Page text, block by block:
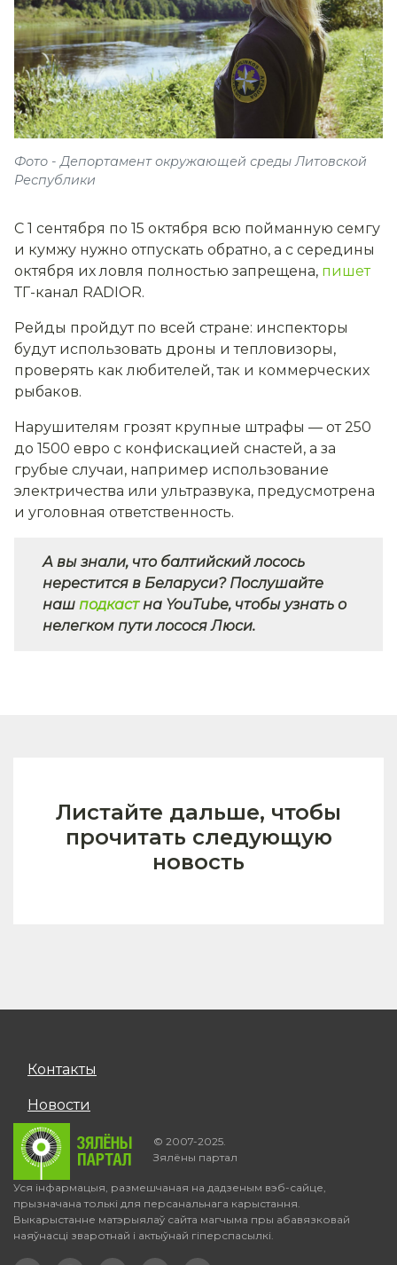
Фото - Депортамент окружающей среды Литовской
Республики
С 1 сентября по 15 октября всю пойманную семгу
и кумжу нужно отпускать обратно, а с середины
октября их ловля полностью запрещена, пишет
ТГ-канал RADIOR.
Рейды пройдут по всей стране: инспекторы
будут использовать дроны и тепловизоры,
проверять как любителей, так и коммерческих
рыбаков.
Нарушителям грозят крупные штрафы — от 250
до 1500 евро с конфискацией снастей, а за
грубые случаи, например использование
электричества или ультразвука, предусмотрена
и уголовная ответственность.
А вы знали, что балтийский лосось
нерестится в Беларуси? Послушайте
наш подкастна YouTube, чтобы узнать о
нелегком пути лосося Люси.
Листайте дальше, чтобы
прочитать следующую
новость
Контакты
Новости
© 2007-2025.
Зялёны партал
Уся інфармацыя, размешчаная на дадзеным вэб-сайце,
прызначана толькі для персанальнага карыстання.
Выкарыстанне матэрыялаў сайта магчыма пры абавязковай
наяўнасці зваротнай і актыўнай гіперспасылкі.